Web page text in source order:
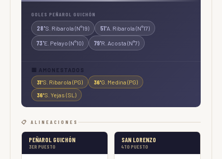
GOLES PEÑAROL GUICHÓN
28'S. Ribarola (N°19) 51'A. Ribarola (N°17)
73'E. Pelayo (N°10) 79'R. Acosta (N°7)
🟨 AMONESTADOS
31'S. Ribarola (PG) 36'G. Medina (PG)
36'S. Yejas (SL)
📋 ALINEACIONES
PEÑAROL GUICHÓN
3ER PUESTO
SAN LORENZO
4TO PUESTO